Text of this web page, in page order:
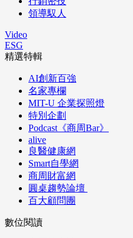
領導馭人
Video
ESG
精選特輯
AI創新百強
名家專欄
MIT-U 企業探照燈
特別企劃
Podcast《商周Bar》
alive
良醫健康網
Smart自學網
商周財富網
圓桌趨勢論壇
百大顧問團
數位閱讀